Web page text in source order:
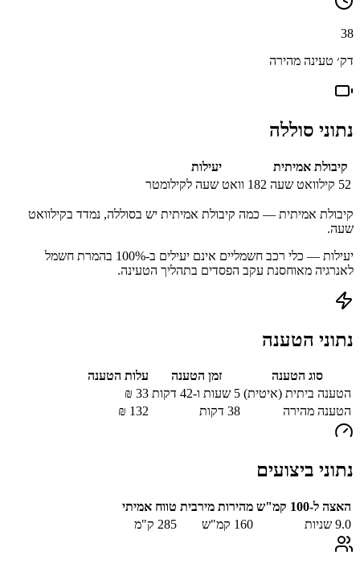
38
דק׳ טעינה מהירה
נתוני סוללה
קיבולת אמיתית
יעילות
52 קילוואט שעה 182 וואט שעה לקילומטר
קיבולת אמיתית — כמה קיבולת אמיתית יש בסוללה, נמדד בקילוואט
שעה.
יעילות — כלי רכב חשמליים אינם יעילים ב-100% בהמרת חשמל
לאנרגיה מאוחסנת עקב הפסדים בתהליך הטעינה.
נתוני הטענה
סוג הטענה זמן הטענה
עלות הטענה
הטענה ביתית (איטית) 5 שעות ו-42 דקות 33
₪
הטענה מהירה
38 דקות 132
₪
נתוני ביצועים
האצה ל-100 קמ"ש מהירות מירבית טווח אמיתי
9.0 שניות 160 קמ"ש 285 ק"מ